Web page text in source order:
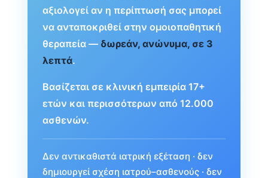
αξιολογεί αν η περίπτωσή σας μπορεί
να ανταποκριθεί στην ομοιοπαθητική
θεραπεία — δωρεάν, ανώνυμα, σε 3
λεπτά.
Βασίζεται σε κλινική εμπειρία 17+
ετών και περισσότερων από 12.000
ασθενών.
Δεν αντικαθιστά ιατρική εξέταση · δεν
δημιουργεί σχέση ιατρού–ασθενούς · δεν